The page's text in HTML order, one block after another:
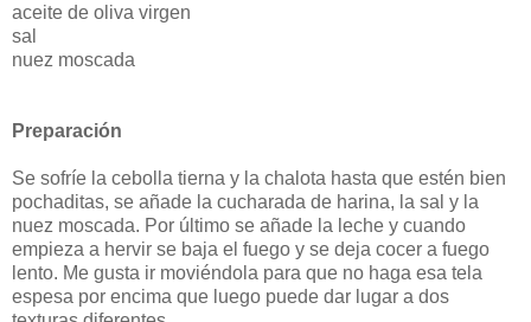
aceite de oliva virgen
sal
nuez moscada
Preparación
Se sofríe la cebolla tierna y la chalota hasta que estén bien
pochaditas, se añade la cucharada de harina, la sal y la
nuez moscada. Por último se añade la leche y cuando
empieza a hervir se baja el fuego y se deja cocer a fuego
lento. Me gusta ir moviéndola para que no haga esa tela
espesa por encima que luego puede dar lugar a dos